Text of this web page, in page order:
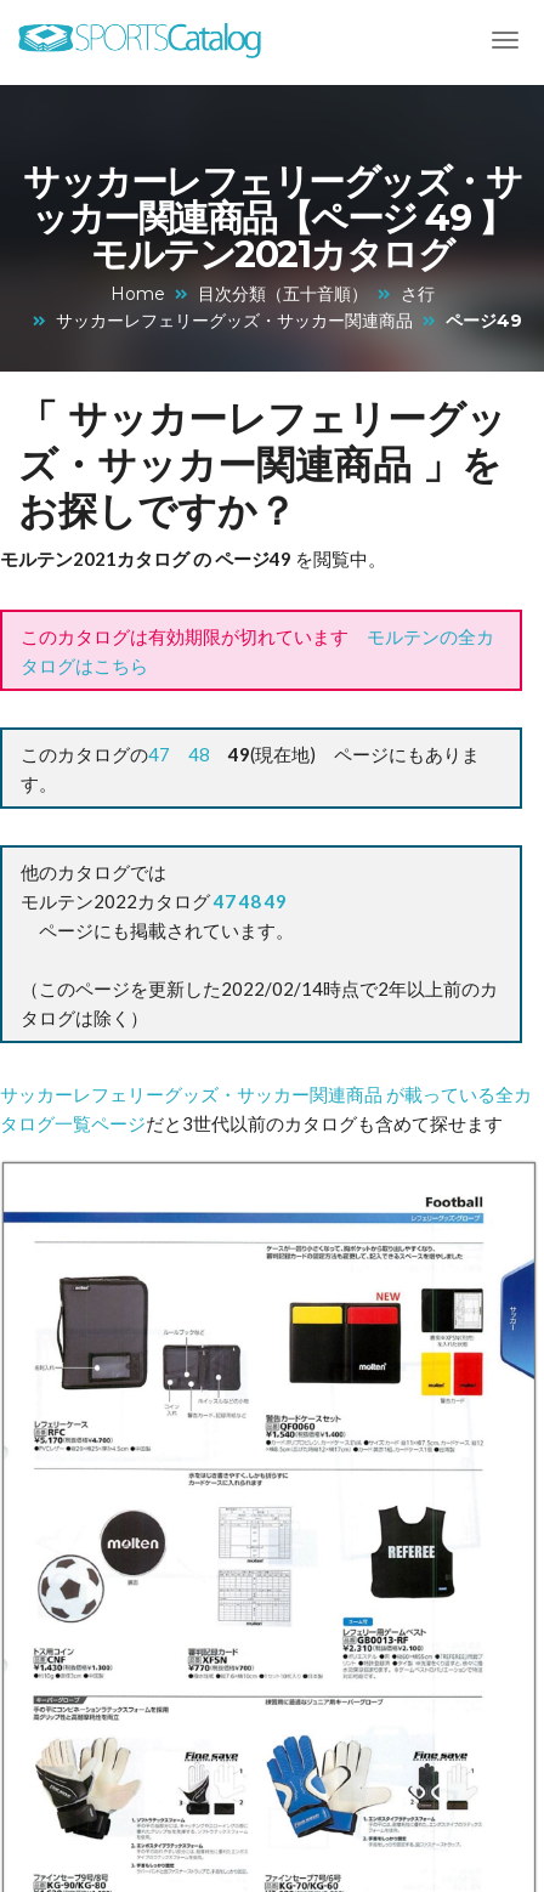
サッカーレフェリーグッズ・サ
ッカー関連商品【ページ 49 】
モルテン2021カタログ
Home 目次分類（五十音順）
さ行
サッカーレフェリーグッズ・サッカー関連商品
ページ49
「 サッカーレフェリーグッ
ズ・サッカー関連商品 」を
お探しですか？
モルテン2021カタログ の ページ49 を閲覧中。
このカタログは有効期限が切れています モルテンの全カ
タログはこちら
このカタログの47 48 49(現在地) ページにもありま
す。
他のカタログでは
モルテン2022カタログ474849
ページにも掲載されています。
（このページを更新した2022/02/14時点で2年以上前のカ
タログは除く）
サッカーレフェリーグッズ・サッカー関連商品 が載っている全カ
タログ一覧ページだと3世代以前のカタログも含めて探せます